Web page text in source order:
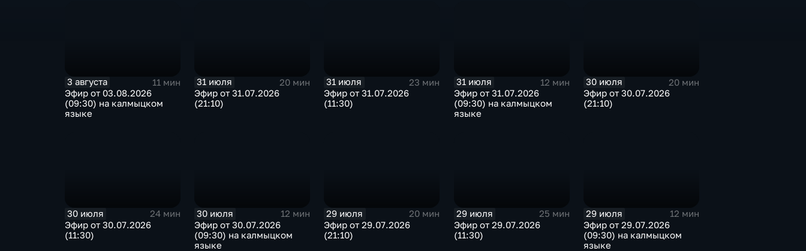
3 августа
11 мин
Эфир от 03.08.2026
(09:30) на калмыцком
языке
31 июля
20 мин
Эфир от 31.07.2026
(21:10)
31 июля
23 мин
Эфир от 31.07.2026
(11:30)
31 июля
12 мин
Эфир от 31.07.2026
(09:30) на калмыцком
языке
30 июля
20 мин
Эфир от 30.07.2026
(21:10)
30 июля
24 мин
Эфир от 30.07.2026
(11:30)
30 июля
12 мин
Эфир от 30.07.2026
(09:30) на калмыцком
языке
29 июля
20 мин
Эфир от 29.07.2026
(21:10)
29 июля
25 мин
Эфир от 29.07.2026
(11:30)
29 июля
12 мин
Эфир от 29.07.2026
(09:30) на калмыцком
языке